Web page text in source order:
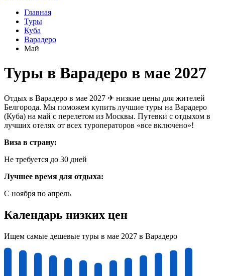
Главная
Туры
Куба
Варадеро
Май
Туры в Варадеро в мае 2027
Отдых в Варадеро в мае 2027 ✈ низкие цены для жителей
Белгорода. Мы поможем купить лучшие туры на Варадеро
(Куба) на май с перелетом из Москвы. Путевки с отдыхом в
лучших отелях от всех туроператоров «все включено»!
Виза в страну:
Не требуется до 30 дней
Лучшее время для отдыха:
С ноября по апрель
Календарь низких цен
Ищем самые дешевые туры в мае 2027 в Варадеро